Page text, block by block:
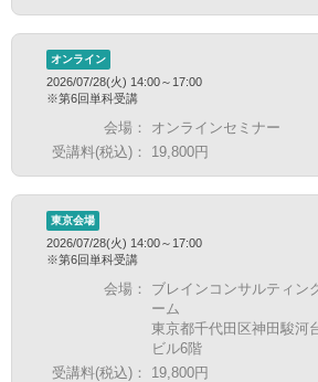
オンライン
2026/07/28(火) 14:00～17:00
※第6回単科受講
会場：
オンラインセミナー
受講料(税込)：
19,800円
東京会場
2026/07/28(火) 14:00～17:00
※第6回単科受講
会場：
ブレインコンサルティ
ーム
東京都千代田区神田駿河
ビル6階
受講料(税込)：
19,800円